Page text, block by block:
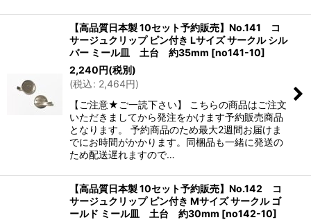
【高品質日本製 10セット予約販売】No.141 コ
サージュクリップ ピン付き Lサイズ サークル シル
バー ミール皿 土台 約35mm [no141-10]
2,240円(税別)
(税込: 2,464円)
【ご注意★ご一読下さい】 こちらの商品はご注文
いただきましてから発注をかけます予約販売商品
となります。 予約商品のため最大2週間お届けま
でにお時間がかかります。同梱品も一緒に発送の
ため配送遅れますので…
【高品質日本製 10セット予約販売】No.142 コ
サージュクリップ ピン付き Mサイズ サークル ゴ
ールド ミール皿 土台 約30mm [no142-10]